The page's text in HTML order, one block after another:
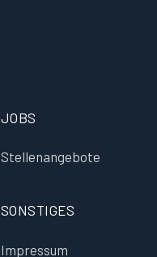
JOBS
Stellenangebote
SONSTIGES
Impressum